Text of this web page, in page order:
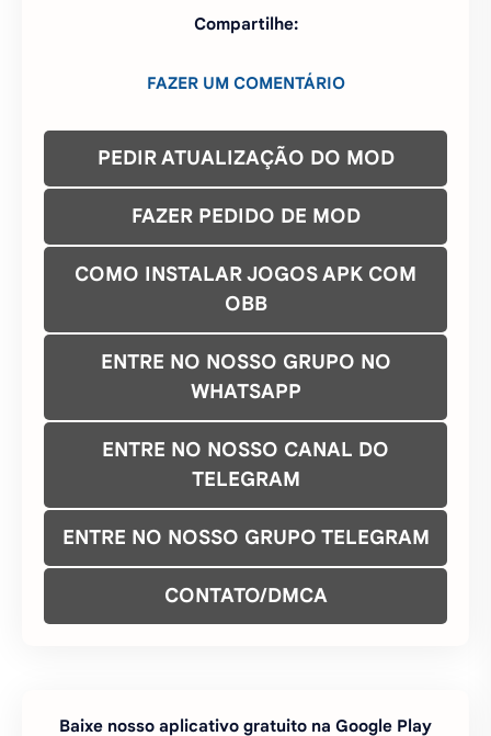
Compartilhe:
FAZER UM COMENTÁRIO
PEDIR ATUALIZAÇÃO DO MOD
FAZER PEDIDO DE MOD
COMO INSTALAR JOGOS APK COM
OBB
ENTRE NO NOSSO GRUPO NO
WHATSAPP
ENTRE NO NOSSO CANAL DO
TELEGRAM
ENTRE NO NOSSO GRUPO TELEGRAM
CONTATO/DMCA
Baixe nosso aplicativo gratuito na Google Play